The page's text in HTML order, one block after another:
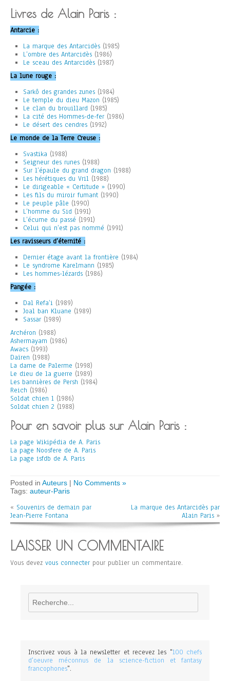
Livres de Alain Paris :
Antarcie :
La marque des Antarcidès (1985)
L’ombre des Antarcidès (1986)
Le sceau des Antarcidès (1987)
La lune rouge :
Sarkô des grandes zunes (1984)
Le temple du dieu Mazon (1985)
Le clan du brouillard (1985)
La cité des Hommes-de-fer (1986)
Le désert des cendres (1992)
Le monde de la Terre Creuse :
Svastika (1988)
Seigneur des runes (1988)
Sur l’épaule du grand dragon (1988)
Les hérétiques du Vril (1988)
Le dirigeable « Certitude » (1990)
Les fils du miroir fumant (1990)
Le peuple pâle (1990)
L’homme du Sid (1991)
L’écume du passé (1991)
Celui qui n’est pas nommé (1991)
Les ravisseurs d’éternité :
Dernier étage avant la frontière (1984)
Le syndrome Karelmann (1985)
Les hommes-lézards (1986)
Pangée :
Dal Refa’i (1989)
Joal ban Kluane (1989)
Sassar (1989)
Archéron (1988)
Ashermayam (1986)
Awacs (1993)
Daïren (1988)
La dame de Palerme (1998)
Le dieu de la guerre (1989)
Les bannières de Persh (1984)
Reich (1986)
Soldat chien 1 (1986)
Soldat chien 2 (1988)
Pour en savoir plus sur Alain Paris :
La page Wikipédia de A. Paris
La page Noosfere de A. Paris
La page isfdb de A. Paris
Posted in Auteurs | No Comments »
Tags: auteur-Paris
« Souvenirs de demain par
Jean-Pierre Fontana
La marque des Antarcidès par
Alain Paris »
LAISSER UN COMMENTAIRE
Vous devez vous connecter pour publier un commentaire.
Rechercher
Inscrivez vous à la newsletter et recevez les "100 chefs
d'oeuvre méconnus de la science-fiction et fantasy
francophones".